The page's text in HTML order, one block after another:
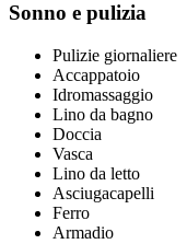
Sonno e pulizia
Pulizie giornaliere
Accappatoio
Idromassaggio
Lino da bagno
Doccia
Vasca
Lino da letto
Asciugacapelli
Ferro
Armadio